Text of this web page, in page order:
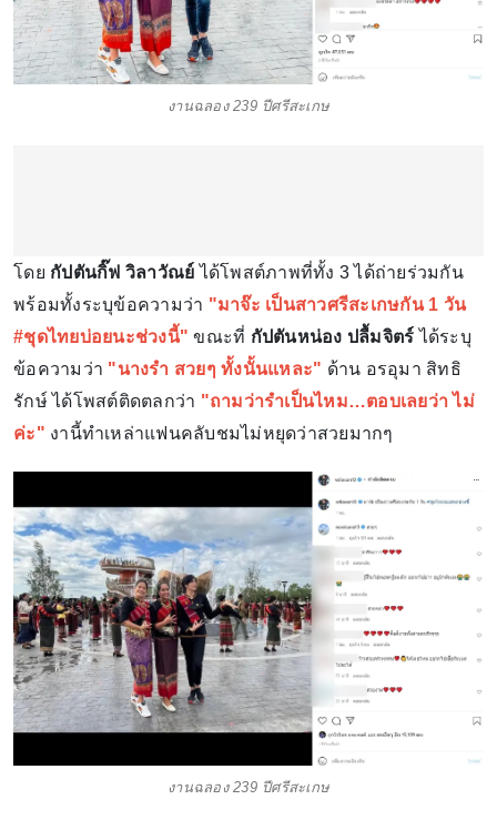
งานฉลอง 239 ปีศรีสะเกษ
โดย กัปตันกิ๊ฟ วิลาวัณย์ ได้โพสต์ภาพที่ทั้ง 3 ได้ถ่ายร่วมกัน
พร้อมทั้งระบุข้อความว่า "มาจ๊ะ เป็นสาวศรีสะเกษกัน 1 วัน
#ชุดไทยบ่อยนะช่วงนี้" ขณะที่ กัปตันหน่อง ปลื้มจิตร์ได้ระบุ
ข้อความว่า "นางรำ สวยๆ ทั้งนั้นแหละ" ด้าน อรอุมา สิทธิ
รักษ์ ได้โพสต์ติดตลกว่า "ถามว่ารำเป็นไหม…ตอบเลยว่า ไม่
ค่ะ" งานี้ทำเหล่าแฟนคลับชมไม่หยุดว่าสวยมากๆ
งานฉลอง 239 ปีศรีสะเกษ